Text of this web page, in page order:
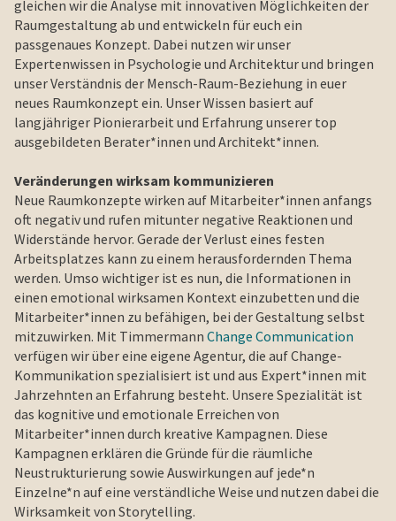
gleichen wir die Analyse mit innovativen Möglichkeiten der
Raumgestaltung ab und entwickeln für euch ein
passgenaues Konzept. Dabei nutzen wir unser
Expertenwissen in Psychologie und Architektur und bringen
unser Verständnis der Mensch-Raum-Beziehung in euer
neues Raumkonzept ein. Unser Wissen basiert auf
langjähriger Pionierarbeit und Erfahrung unserer top
ausgebildeten Berater*innen und Architekt*innen.
Veränderungen wirksam kommunizieren
Neue Raumkonzepte wirken auf Mitarbeiter*innen anfangs
oft negativ und rufen mitunter negative Reaktionen und
Widerstände hervor. Gerade der Verlust eines festen
Arbeitsplatzes kann zu einem herausfordernden Thema
werden. Umso wichtiger ist es nun, die Informationen in
einen emotional wirksamen Kontext einzubetten und die
Mitarbeiter*innen zu befähigen, bei der Gestaltung selbst
mitzuwirken. Mit Timmermann Change Communication
verfügen wir über eine eigene Agentur, die auf Change-
Kommunikation spezialisiert ist und aus Expert*innen mit
Jahrzehnten an Erfahrung besteht. Unsere Spezialität ist
das kognitive und emotionale Erreichen von
Mitarbeiter*innen durch kreative Kampagnen. Diese
Kampagnen erklären die Gründe für die räumliche
Neustrukturierung sowie Auswirkungen auf jede*n
Einzelne*n auf eine verständliche Weise und nutzen dabei die
Wirksamkeit von Storytelling.